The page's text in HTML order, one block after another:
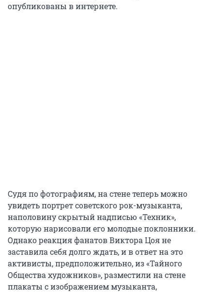
опубликованы в интернете.
Судя по фотографиям, на стене теперь можно
увидеть портрет советского рок-музыканта,
наполовину скрытый надписью «Техник»,
которую нарисовали его молодые поклонники.
Однако реакция фанатов Виктора Цоя не
заставила себя долго ждать, и в ответ на это
активисты, предположительно, из «Тайного
Общества художников», разместили на стене
плакаты с изображением музыканта,